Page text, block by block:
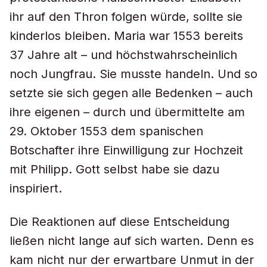
ihr auf den Thron folgen würde, sollte sie
kinderlos bleiben. Maria war 1553 bereits
37 Jahre alt – und höchstwahrscheinlich
noch Jungfrau. Sie musste handeln. Und so
setzte sie sich gegen alle Bedenken – auch
ihre eigenen – durch und übermittelte am
29. Oktober 1553 dem spanischen
Botschafter ihre Einwilligung zur Hochzeit
mit Philipp. Gott selbst habe sie dazu
inspiriert.
Die Reaktionen auf diese Entscheidung
ließen nicht lange auf sich warten. Denn es
kam nicht nur der erwartbare Unmut in der